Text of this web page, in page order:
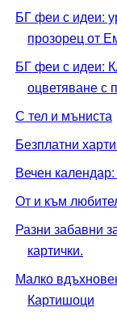
БГ феи с идеи:
прозорец от
БГ феи с идеи:
оцветяване с
С тел и мъниста
Безплатни
Вечен
От и към
Разни забавни
картички.
Малко
Картишоци